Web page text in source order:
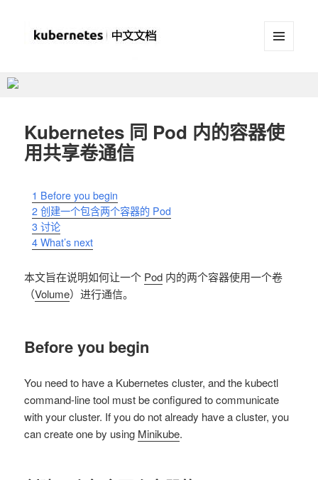
Kubernetes 同 Pod 内的容器使
用共享卷通信
1 Before you begin
2 创建一个包含两个容器的 Pod
3 讨论
4 What’s next
本文旨在说明如何让一个 Pod 内的两个容器使用一个卷
（Volume）进行通信。
Before you begin
You need to have a Kubernetes cluster, and the kubectl
command-line tool must be configured to communicate
with your cluster. If you do not already have a cluster, you
can create one by using Minikube.